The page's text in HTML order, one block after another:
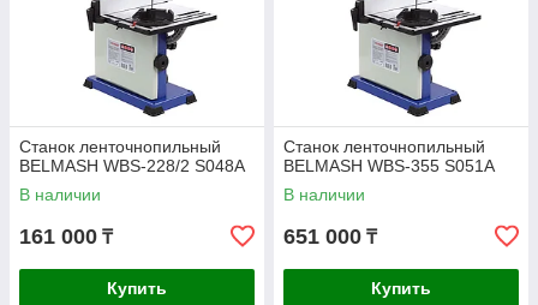
Станок ленточнопильный
BELMASH WBS-228/2 S048A
В наличии
161 000 ₸
Купить
Станок ленточнопильный
BELMASH WBS-355 S051A
В наличии
651 000 ₸
Купить